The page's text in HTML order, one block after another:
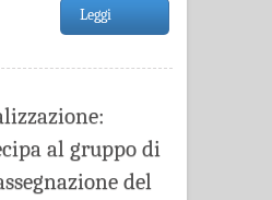
Leggi
al gruppo di
del